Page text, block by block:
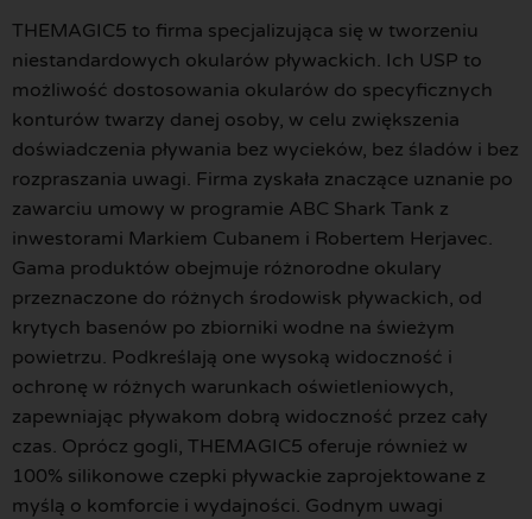
THEMAGIC5 to firma specjalizująca się w tworzeniu
niestandardowych okularów pływackich. Ich USP to
możliwość dostosowania okularów do specyficznych
konturów twarzy danej osoby, w celu zwiększenia
doświadczenia pływania bez wycieków, bez śladów i bez
rozpraszania uwagi. Firma zyskała znaczące uznanie po
zawarciu umowy w programie ABC Shark Tank z
inwestorami Markiem Cubanem i Robertem Herjavec.
Gama produktów obejmuje różnorodne okulary
przeznaczone do różnych środowisk pływackich, od
krytych basenów po zbiorniki wodne na świeżym
powietrzu. Podkreślają one wysoką widoczność i
ochronę w różnych warunkach oświetleniowych,
zapewniając pływakom dobrą widoczność przez cały
czas. Oprócz gogli, THEMAGIC5 oferuje również w
100% silikonowe czepki pływackie zaprojektowane z
myślą o komforcie i wydajności. Godnym uwagi